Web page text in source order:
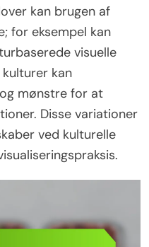
kan brugen af
for eksempel kan
visuelle
kulturer kan
mønstre for at
Disse variationer
ved kulturelle